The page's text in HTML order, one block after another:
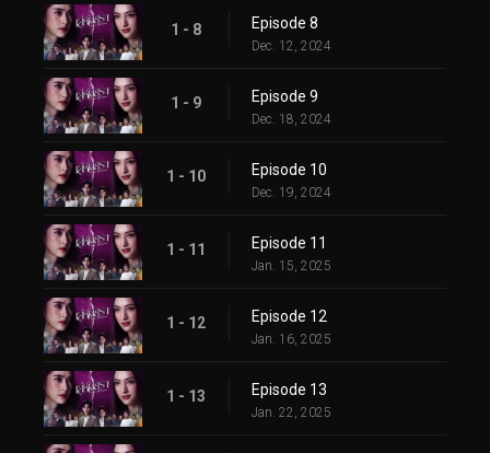
1 - 8 Episode 8
Dec. 12, 2024
1 - 9 Episode 9
Dec. 18, 2024
1 - 10 Episode 10
Dec. 19, 2024
1 - 11 Episode 11
Jan. 15, 2025
1 - 12 Episode 12
Jan. 16, 2025
1 - 13 Episode 13
Jan. 22, 2025